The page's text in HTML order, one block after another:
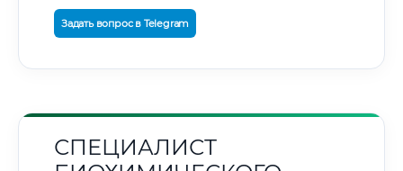
Задать вопрос в Telegram
СПЕЦИАЛИСТ